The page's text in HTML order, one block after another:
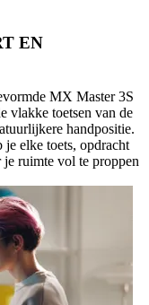
EN
MX Master 3S
vlakke toetsen van de
handpositie.
elke toets, opdracht
ruimte vol te proppen